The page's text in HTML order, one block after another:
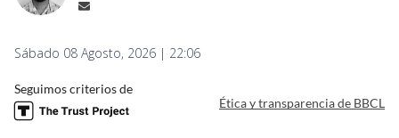
Sábado 08 Agosto, 2026 | 22:06
Seguimos criterios de
Ética y transparencia de BBCL